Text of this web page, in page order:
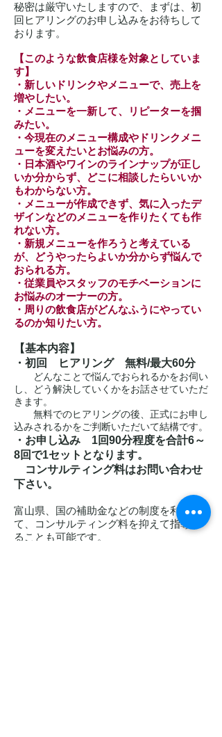
秘密は厳守いたしますので、まずは、初
回ヒアリングのお申し込みをお待ちして
おります。
【このような飲食店様を対象としていま
す】
・新しいドリンクやメニューで、売上を
増やしたい。
・メニューを一新して、リピーターを掴
みたい。
・今現在のメニュー構成やドリンクメニ
ューを変えたいとお悩みの方。
・日本酒やワインのラインナップが正し
いか分からず、どこに相談したらいいか
もわからない方。
・メニューが作成できず、気に入ったデ
ザインなどのメニューを作りたくても作
れない方。
・新規メニューを作ろうと考えている
が、どうやったらよいか分からず悩んで
おられる方。
・従業員やスタッフのモチベーションに
お悩みのオーナーの方。
・周りの飲食店がどんなふうにやってい
るのか知りたい方。
【基本内容】
・初回 ヒアリング 無料/最大60分
どんなことで悩んでおられるかをお伺い
し、どう解決していくかをお話させていただ
きます。
無料でのヒアリングの後、正式にお申し
込みされるかをご判断いただいて結構です。
・お申し込み 1回90分程度を合計6～
8回で1セットとなります。
コンサルティング料はお問い合わせ
下さい。
富山県、国の補助金などの制度を利用し
て、コンサルティング料を抑えて指導す
ることも可能です。